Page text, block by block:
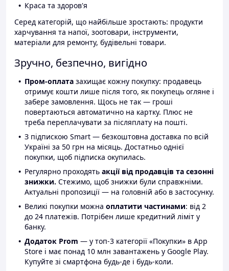
Краса та здоров'я
Серед категорій, що найбільше зростають: продукти
харчування та напої, зоотовари, інструменти,
матеріали для ремонту, будівельні товари.
Зручно, безпечно, вигідно
Пром-оплата захищає кожну покупку: продавець
отримує кошти лише після того, як покупець огляне і
забере замовлення. Щось не так — гроші
повертаються автоматично на картку. Плюс не
треба переплачувати за післяплату на пошті.
З підпискою Smart — безкоштовна доставка по всій
Україні за 50 грн на місяць. Достатньо однієї
покупки, щоб підписка окупилась.
Регулярно проходять акції від продавців та сезонні
знижки. Стежимо, щоб знижки були справжніми.
Актуальні пропозиції — на головній або в застосунку.
Великі покупки можна оплатити частинами: від 2
до 24 платежів. Потрібен лише кредитний ліміт у
банку.
Додаток Prom — у топ-3 категорії «Покупки» в App
Store і має понад 10 млн завантажень у Google Play.
Купуйте зі смартфона будь-де і будь-коли.